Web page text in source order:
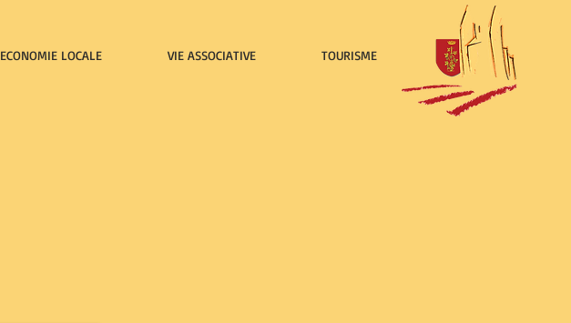
ECONOMIE LOCALE VIE ASSOCIATIVE TOURISME